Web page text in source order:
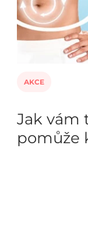
AKCE
Jak vám
pomůže